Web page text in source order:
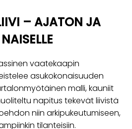
– AJATON JA
vaatekaapin
asukokonaisuuden
malli, kauniit
napitus tekevät liivistä
niin arkipukeutumiseen,
tilanteisiin.